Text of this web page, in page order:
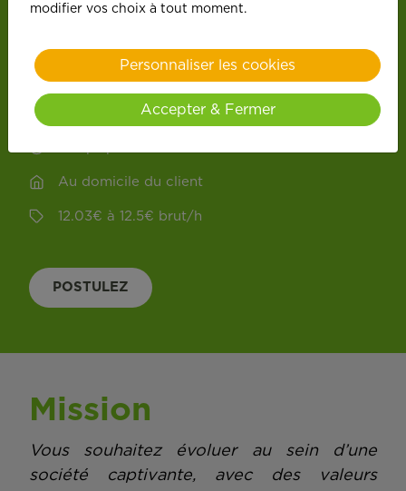
Au domicile du client
12.03€ à 12.5€ brut/ h
POSTULEZ
Mission
Vous souhaitez évoluer au sein d’une
société captivante, avec des valeurs
modifier vos choix à tout moment.
Personnaliser les cookies
Accepter & Fermer